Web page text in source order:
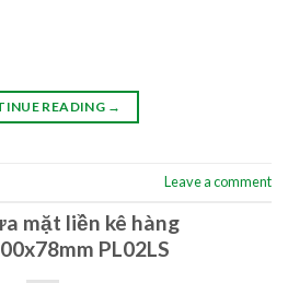
READING →
Leave a comment
mặt liền kê hàng
PL02LS